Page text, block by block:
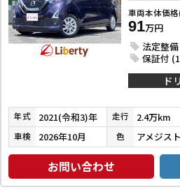
車両本体価格
91万円
法定整
保証付
ド
年式 2021(令和3)年 走行 2.4万km
車検 2026年10月 色
お問い合わせ